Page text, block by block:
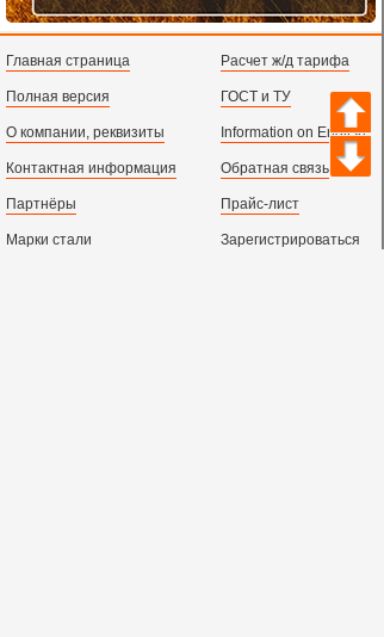
Главная страница
Полная версия
О компании, реквизиты
Контактная информация
Партнёры
Марки стали
Расчет ж/д тарифа
ГОСТ и ТУ
Information on English
Обратная связь
Прайс-лист
Зарегистрироваться